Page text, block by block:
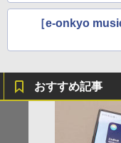
曲
［e-onkyo
おすすめ記事